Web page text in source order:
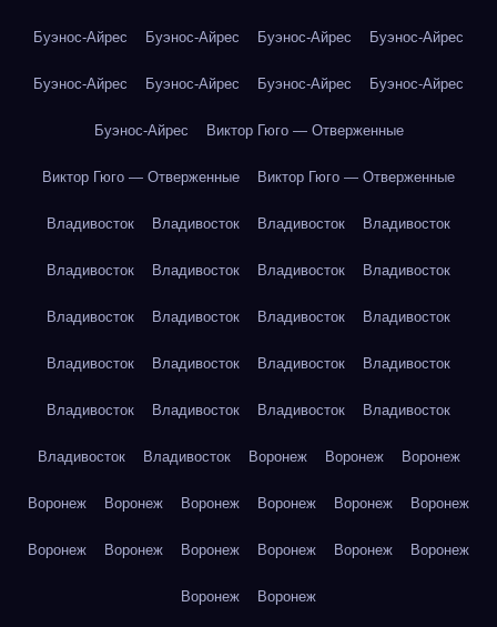
Буэнос-Айрес Буэнос-Айрес Буэнос-Айрес Буэнос-Айрес
Буэнос-Айрес Буэнос-Айрес Буэнос-Айрес Буэнос-Айрес
Буэнос-Айрес Виктор Гюго — Отверженные
Виктор Гюго — Отверженные Виктор Гюго — Отверженные
Владивосток Владивосток Владивосток Владивосток
Владивосток Владивосток Владивосток Владивосток
Владивосток Владивосток Владивосток Владивосток
Владивосток Владивосток Владивосток Владивосток
Владивосток Владивосток Владивосток Владивосток
Владивосток Владивосток Воронеж Воронеж Воронеж
Воронеж Воронеж Воронеж Воронеж Воронеж Воронеж
Воронеж Воронеж Воронеж Воронеж Воронеж Воронеж
Воронеж Воронеж